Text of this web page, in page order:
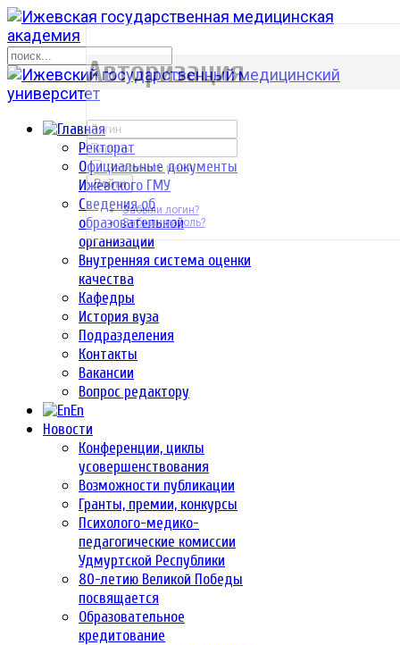
Ректорат
Официальные документы
Ижевского ГМУ
Сведения об
образовательной
организации
Внутренняя система оценки
качества
Кафедры
История вуза
Подразделения
Контакты
Вакансии
Вопрос редактору
En
Новости
Конференции, циклы
усовершенствования
Возможности публикации
Гранты, премии, конкурсы
Психолого-медико-
педагогические комиссии
Удмуртской Республики
80-летию Великой Победы
посвящается
Образовательное
кредитование
р
Авторизация
Запомнить меня
Войти
Забыли логин?
Забыли пароль?